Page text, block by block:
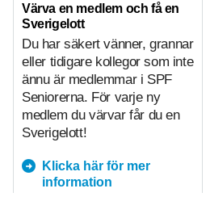
Värva en medlem och få en
Sverigelott
Du har säkert vänner, grannar
eller tidigare kollegor som inte
ännu är medlemmar i SPF
Seniorerna. För varje ny
medlem du värvar får du en
Sverigelott!
Klicka här för mer
information